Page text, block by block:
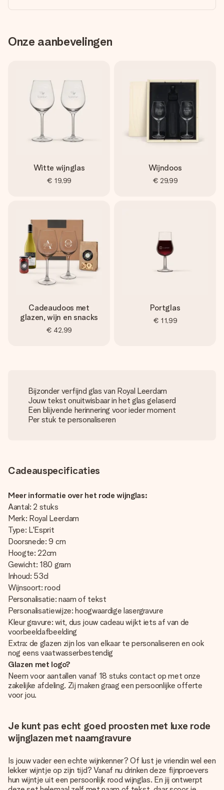
Onze aanbevelingen
Witte wijnglas
€ 19,99
Wijndoos
€ 29,99
Cadeaudoos met
glazen, wijn en snacks
€ 42,99
Portglas
€ 11,99
Bijzonder verfijnd glas van Royal Leerdam
Jouw tekst onuitwisbaar in het glas gelaserd
Een blijvende herinnering voor ieder moment
Per stuk te personaliseren
Cadeauspecificaties
Meer informatie over het rode wijnglas:
Aantal: 2 stuks
Merk: Royal Leerdam
Type: L'Esprit
Doorsnede: 9 cm
Hoogte: 22cm
Gewicht: 180 gram
Inhoud: 53cl
Wijnsoort: rood
Personalisatie: naam of tekst
Personalisatiewijze: hoogwaardige lasergravure
Kleur gravure: wit, dus jouw cadeau wijkt iets af van de
voorbeeldafbeelding
Extra: de glazen zijn los van elkaar te personaliseren en ook
nog eens vaatwasserbestendig
Glazen met logo?
Neem voor aantallen vanaf 18 stuks contact op met onze
zakelijke afdeling. Zij maken graag een persoonlijke offerte
voor jou.
Je kunt pas echt goed proosten met luxe rode
wijnglazen met naamgravure
Is jouw vader een echte wijnkenner? Of lust je vriendin wel een
lekker wijntje op zijn tijd? Vanaf nu drinken deze fijnproevers
hun wijntje uit een persoonlijk rood wijnglas. En jij ontwerpt